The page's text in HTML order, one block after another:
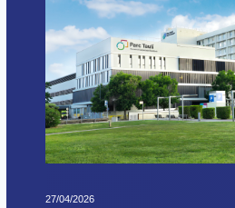
27/04/2026